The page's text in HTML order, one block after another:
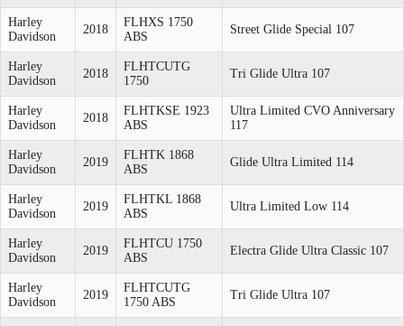
Harley
Davidson
2018
FLHXS 1750
ABS
Street Glide Special 107
Harley
Davidson
2018
FLHTCUTG
1750
Tri Glide Ultra 107
Harley
Davidson
2018
FLHTKSE 1923
ABS
Ultra Limited CVO Anniversary
117
Harley
Davidson
2019
FLHTK 1868
ABS
Glide Ultra Limited 114
Harley
Davidson
2019
FLHTKL 1868
ABS
Ultra Limited Low 114
Harley
Davidson
2019
FLHTCU 1750
ABS
Electra Glide Ultra Classic 107
Harley
Davidson
2019
FLHTCUTG
1750 ABS
Tri Glide Ultra 107